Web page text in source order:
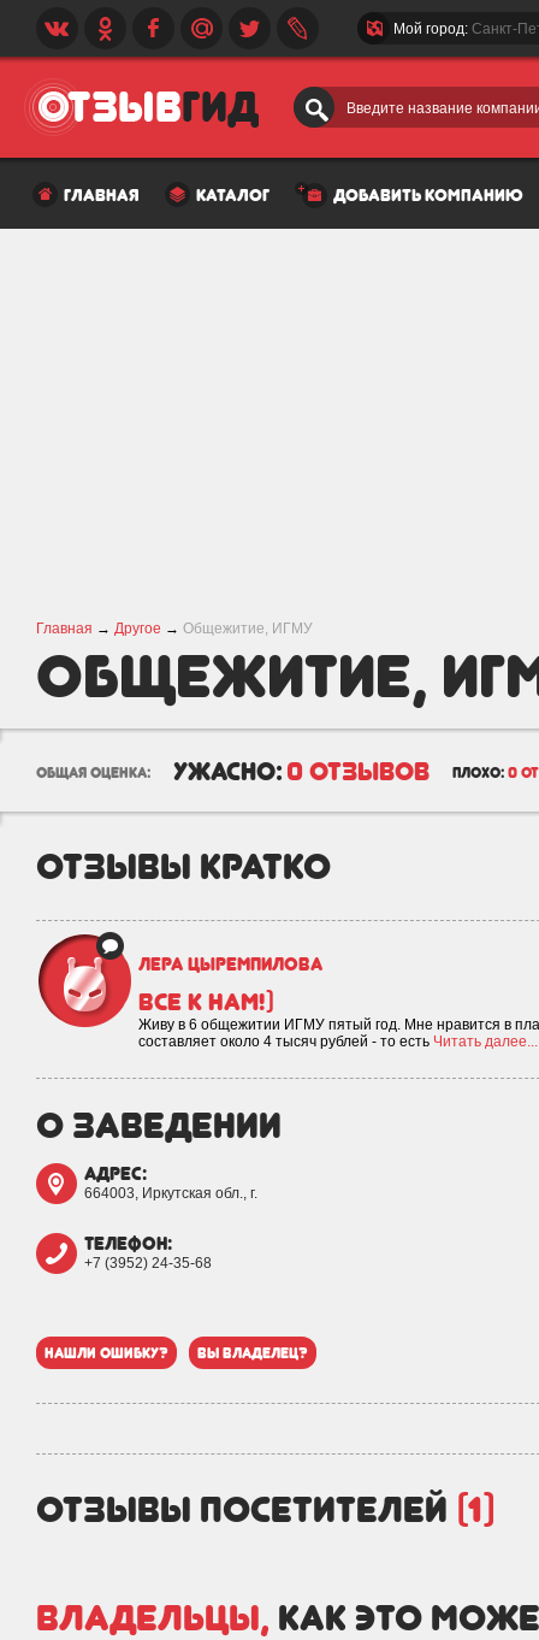
Введите название
Мой город: Санкт-
главная каталог добавить компанию
Главная → Другое → Общежитие, ИГМУ
Общежитие,
общая оценка: ужасно: 0 отзывов плохо: 0
отзывы кратко
Лера Цыремпилова
Все к нам!)
Живу в 6 общежитии ИГМУ пятый год. Мне нравится в
составляет около 4 тысяч рублей - то есть Читать далее...
о заведении
адрес:
664003, Иркутская обл., г.
телефон:
+7 (3952) 24-35-68
нашли ошибку? вы владелец?
отзывы посетителей (1)
Владельцы, как это